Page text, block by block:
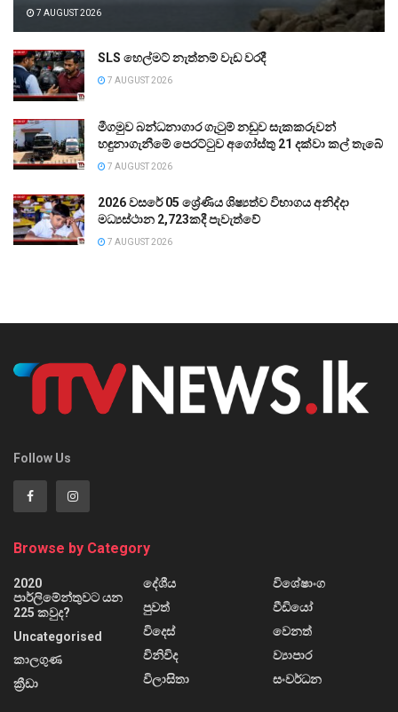
7 AUGUST 2026
SLS හෙල්මට් නැත්නම් වැඩ වරදී
7 AUGUST 2026
මීගමුව බන්ධනාගාර ගැටුම් නඩුව සැකකරුවන්
හඳුනාගැනීමේ පෙරට්ටුව අගෝස්තු 21 දක්වා කල් තැබේ
7 AUGUST 2026
2026 වසරේ 05 ශ්‍රේණිය ශිෂ්‍යත්ව විභාගය අනිද්දා
මධ්‍යස්ථාන 2,723කදී පැවැත්වේ
7 AUGUST 2026
Follow Us
Browse by Category
2020
පාර්ලිමේන්තුවට යන
225 කවුද?
Uncategorised
කාලගුණ
ක්‍රීඩා
දේශීය
පුවත්
විදෙස්
විනිවිද
විලාසිතා
විශේෂාංග
වීඩියෝ
වෙනත්
ව්‍යාපාර
සංවර්ධන